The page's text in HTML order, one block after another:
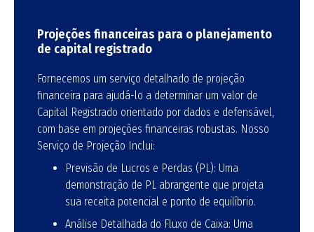
Projeções financeiras para o planejamento
de capital registrado
Fornecemos um serviço detalhado de projeção
financeira para ajudá-lo a determinar um valor de
Capital Registrado orientado por dados e defensável,
com base em projeções financeiras robustas. Nosso
Serviço de Projeção Inclui:
Previsão de Lucros e Perdas (PL): Uma
demonstração de PL abrangente que projeta
sua receita potencial e ponto de equilíbrio.
Análise Detalhada do Fluxo de Caixa: Uma